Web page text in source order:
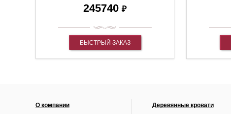
245740 ₽
БЫСТРЫЙ ЗАКАЗ
О компании
Деревянные кровати